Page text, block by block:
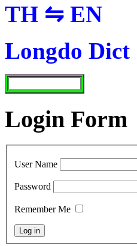
TH ⇋ EN
Longdo Dict
Login Form
User Name
Password
Remember Me